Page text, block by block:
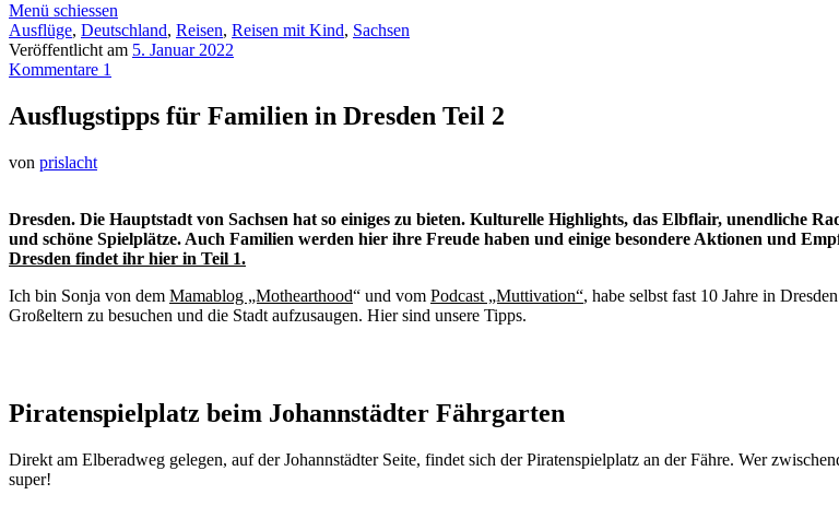
Menü schiessen
Ausflüge, Deutschland, Reisen, Reisen mit Kind, Sachsen
Veröffentlicht am 5. Januar 2022
Kommentare 1
Ausflugstipps für Familien in Dresden Teil 2
von prislacht
Dresden. Die Hauptstadt von Sachsen hat so einiges zu bieten. Kulturelle Highlights, das Elbflair, unendliche
und schöne Spielplätze. Auch Familien werden hier ihre Freude haben und einige besondere Aktionen und
Dresden findet ihr hier in Teil 1.
Ich bin Sonja von dem Mamablog „Mothearthood“ und vom Podcast „Muttivation“, habe selbst fast 10 Jahre in
Großeltern zu besuchen und die Stadt aufzusaugen. Hier sind unsere Tipps.
Piratenspielplatz beim Johannstädter Fährgarten
Direkt am Elberadweg gelegen, auf der Johannstädter Seite, findet sich der Piratenspielplatz an der Fähre. Wer
super!